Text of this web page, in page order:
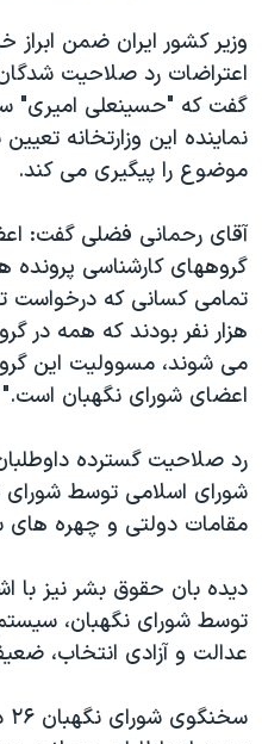
نرگس محمدی برنده جایزه
همایش محافظه‌کاران آمریکا
صفحه‌های ویژه
سفر پرزیدنت ترامپ به چین
وزیر کشور ایران ضمن ابراز
اعتراضات رد صلاحیت
گفت که "حسینعلی امیری"
نماینده این وزارتخانه
موضوع را پیگیری می کند.
آقای رحمانی فضلی گفت:
گروههای کارشناسی پرونده
تمامی کسانی که درخواست
هزار نفر بودند که همه در
می شوند، مسوولیت این
اعضای شورای نگهبان است."
رد صلاحیت گسترده
شورای اسلامی توسط شورای
مقامات دولتی و چهره
دیده بان حقوق بشر نیز با
توسط شورای نگهبان، سیستم
عدالت و آزادی انتخاب،